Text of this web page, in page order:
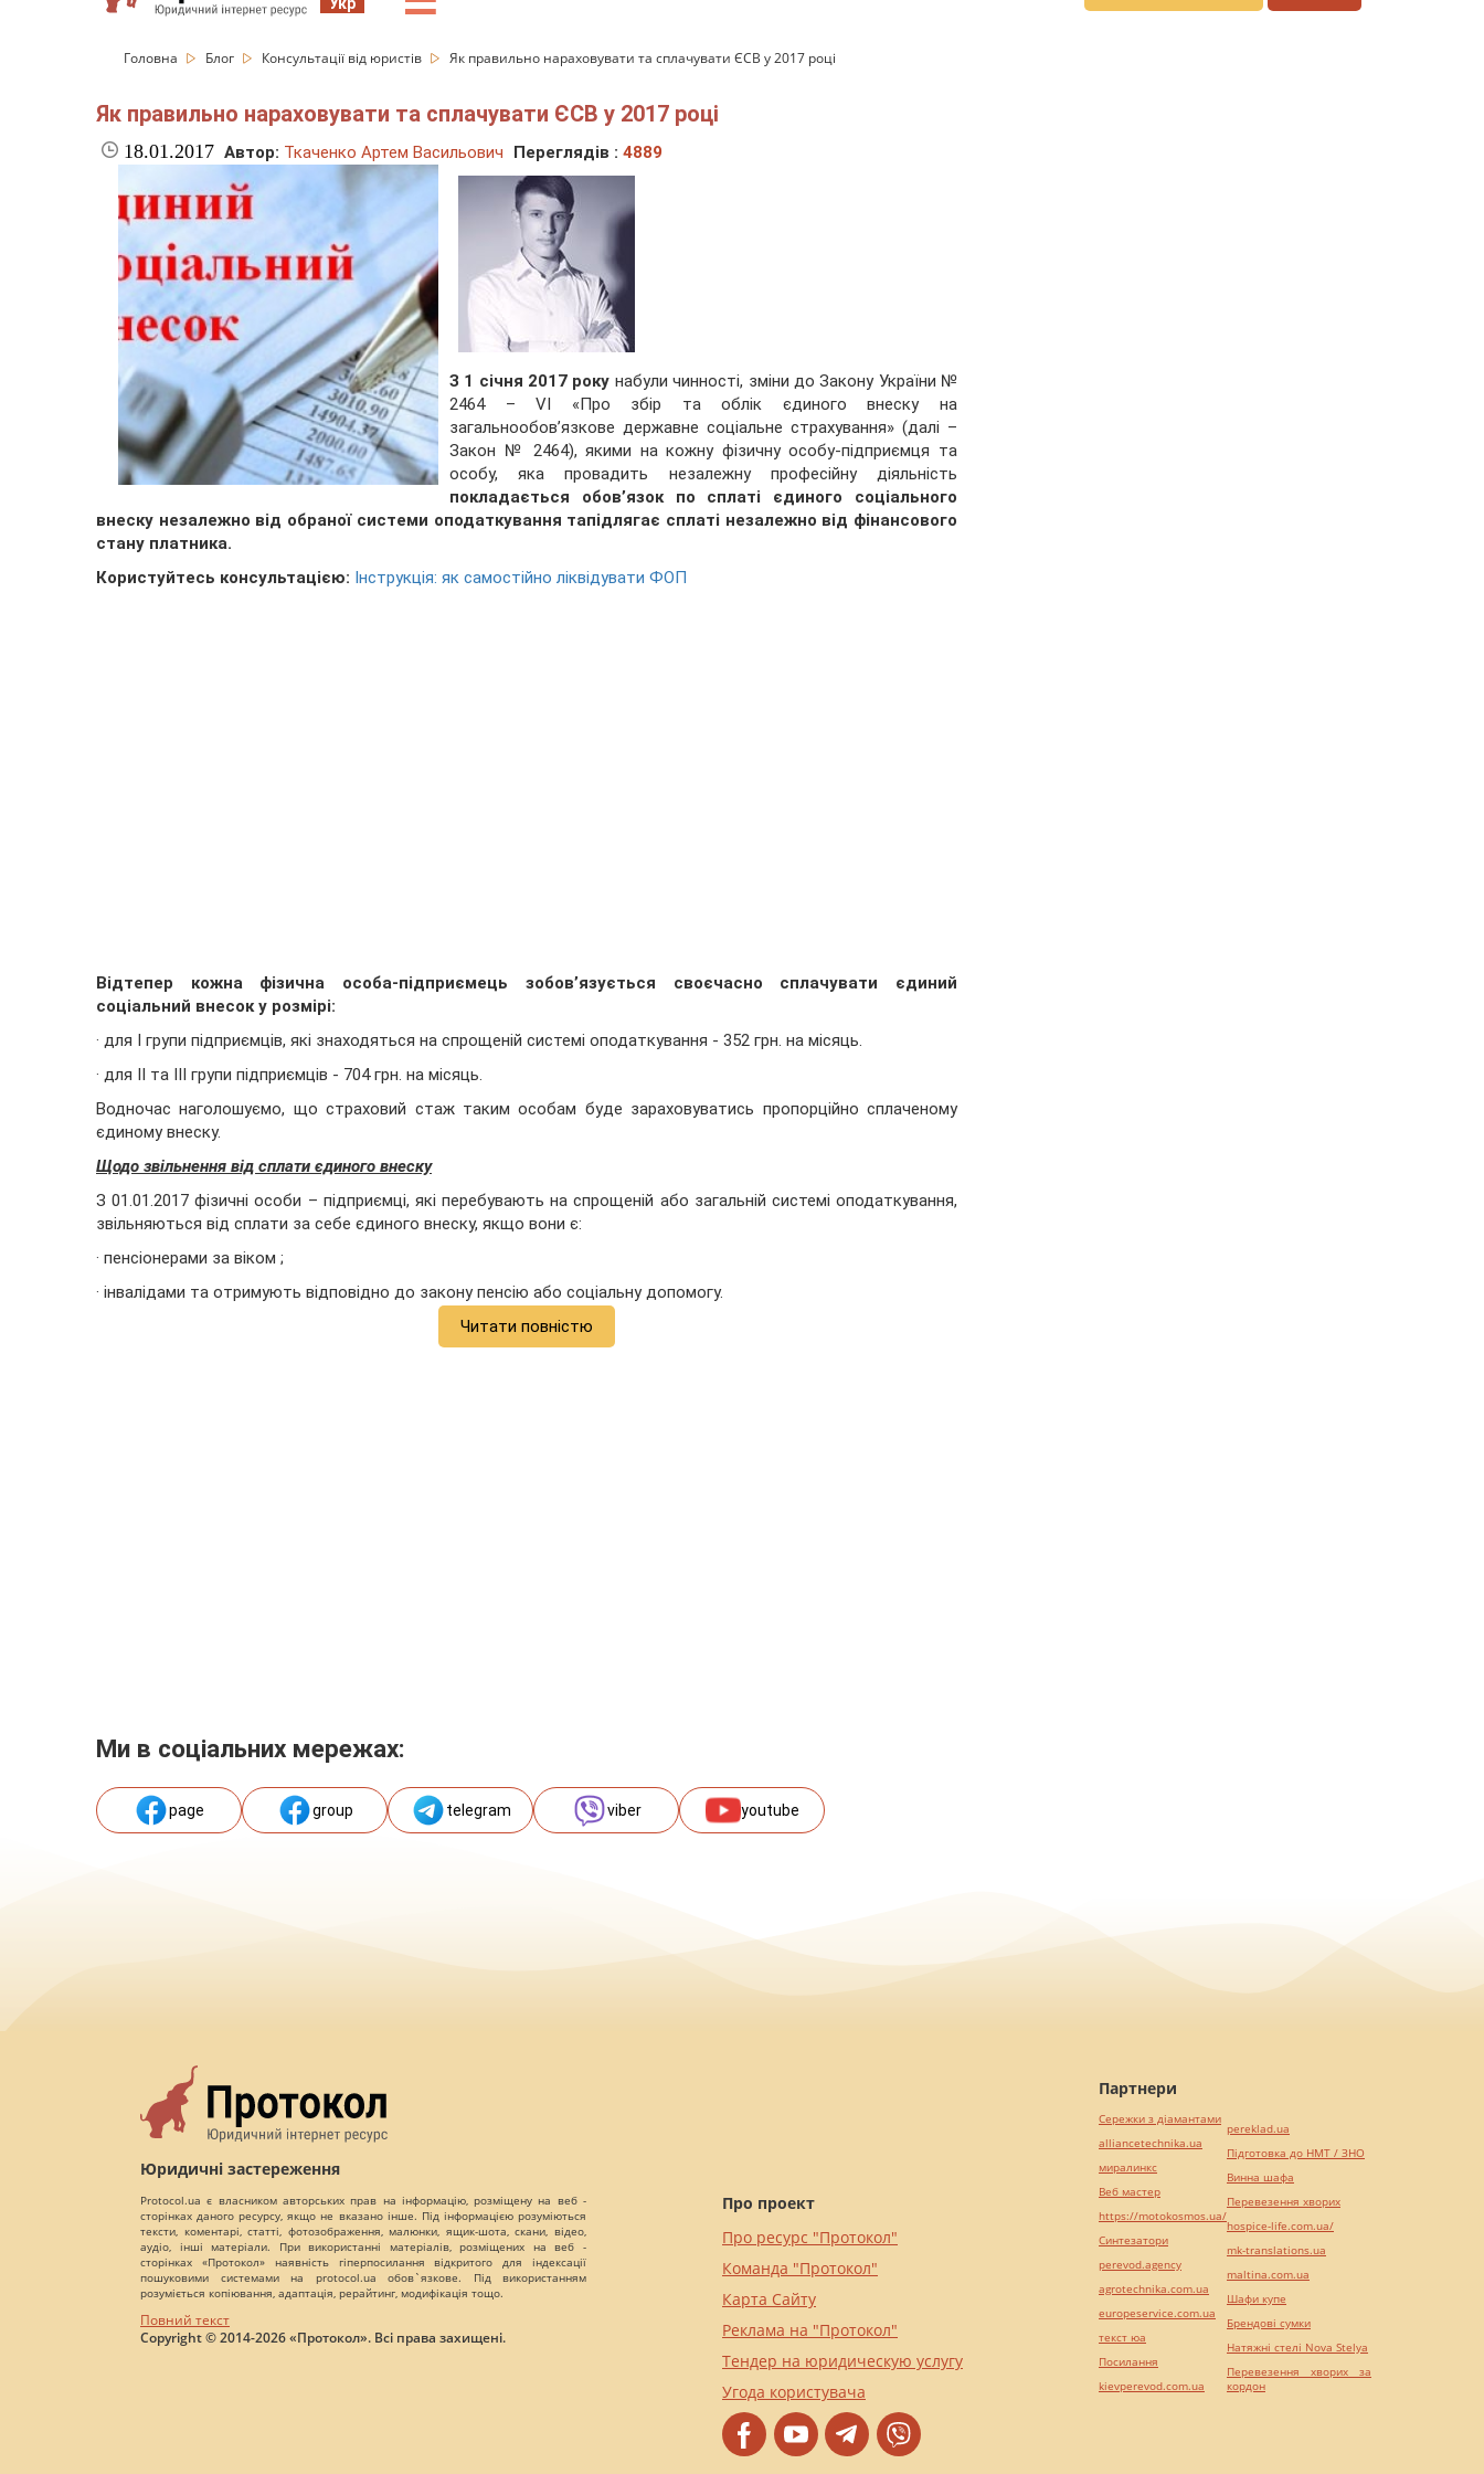
Головна Блог Консультації від юристів Як правильно нараховувати та сплачувати ЄСВ у 2017 році
Як правильно нараховувати та сплачувати ЄСВ у 2017 році
18.01.2017 Автор: Ткаченко Артем Васильович Переглядів : 4889
З 1 січня 2017 року набули чинності, зміни до Закону України №
2464 – VI «Про збір та облік єдиного внеску на
загальнообов’язкове державне соціальне страхування» (далі –
Закон № 2464), якими на кожну фізичну особу-підприємця та
особу, яка провадить незалежну професійну діяльність
покладається обов’язок по сплаті єдиного соціального
внеску незалежно від обраної системи оподаткування тапідлягає сплаті незалежно від фінансового
стану платника.
Користуйтесь консультацією: Інструкція: як самостійно ліквідувати ФОП
Відтепер кожна фізична особа-підприємець зобов’язується своєчасно сплачувати єдиний
соціальний внесок у розмірі:
· для I групи підприємців, які знаходяться на спрощеній системі оподаткування - 352 грн. на місяць.
· для II та III групи підприємців - 704 грн. на місяць.
Водночас наголошуємо, що страховий стаж таким особам буде зараховуватись пропорційно сплаченому
єдиному внеску.
Щодо звільнення від сплати єдиного внеску
З 01.01.2017 фізичні особи – підприємці, які перебувають на спрощеній або загальній системі оподаткування,
звільняються від сплати за себе єдиного внеску, якщо вони є:
· пенсіонерами за віком ;
· інвалідами та отримують відповідно до закону пенсію або соціальну допомогу.
Читати повністю
Ми в соціальних мережах:
page group telegram viber youtube
Юридичні застереження
Protocol.ua є власником авторських прав на інформацію, розміщену на веб -
сторінках даного ресурсу, якщо не вказано інше. Під інформацією розуміються
тексти, коментарі, статті, фотозображення, малюнки, ящик-шота, скани, відео,
аудіо, інші матеріали. При використанні матеріалів, розміщених на веб -
сторінках «Протокол» наявність гіперпосилання відкритого для індексації
пошуковими системами на protocol.ua обов`язкове. Під використанням
розуміється копіювання, адаптація, рерайтинг, модифікація тощо.
Повний текст
Copyright © 2014-2026 «Протокол». Всі права захищені.
Про проект
Про ресурс "Протокол"
Команда "Протокол"
Карта Сайту
Реклама на "Протокол"
Тендер на юридическую услугу
Угода користувача
Партнери
Сережки з діамантами
alliancetechnika.ua
миралинкс
Веб мастер
https://motokosmos.ua/
Синтезатори
perevod.agency
agrotechnika.com.ua
europeservice.com.ua
текст юа
Посилання
kievperevod.com.ua
pereklad.ua
Підготовка до НМТ / ЗНО
Винна шафа
Перевезення хворих
hospice-life.com.ua/
mk-translations.ua
maltina.com.ua
Шафи купе
Брендові сумки
Натяжні стелі Nova Stelya
Перевезення хворих за
кордон